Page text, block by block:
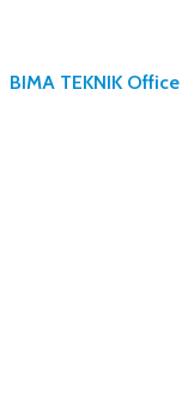
BIMA TEKNIK Office